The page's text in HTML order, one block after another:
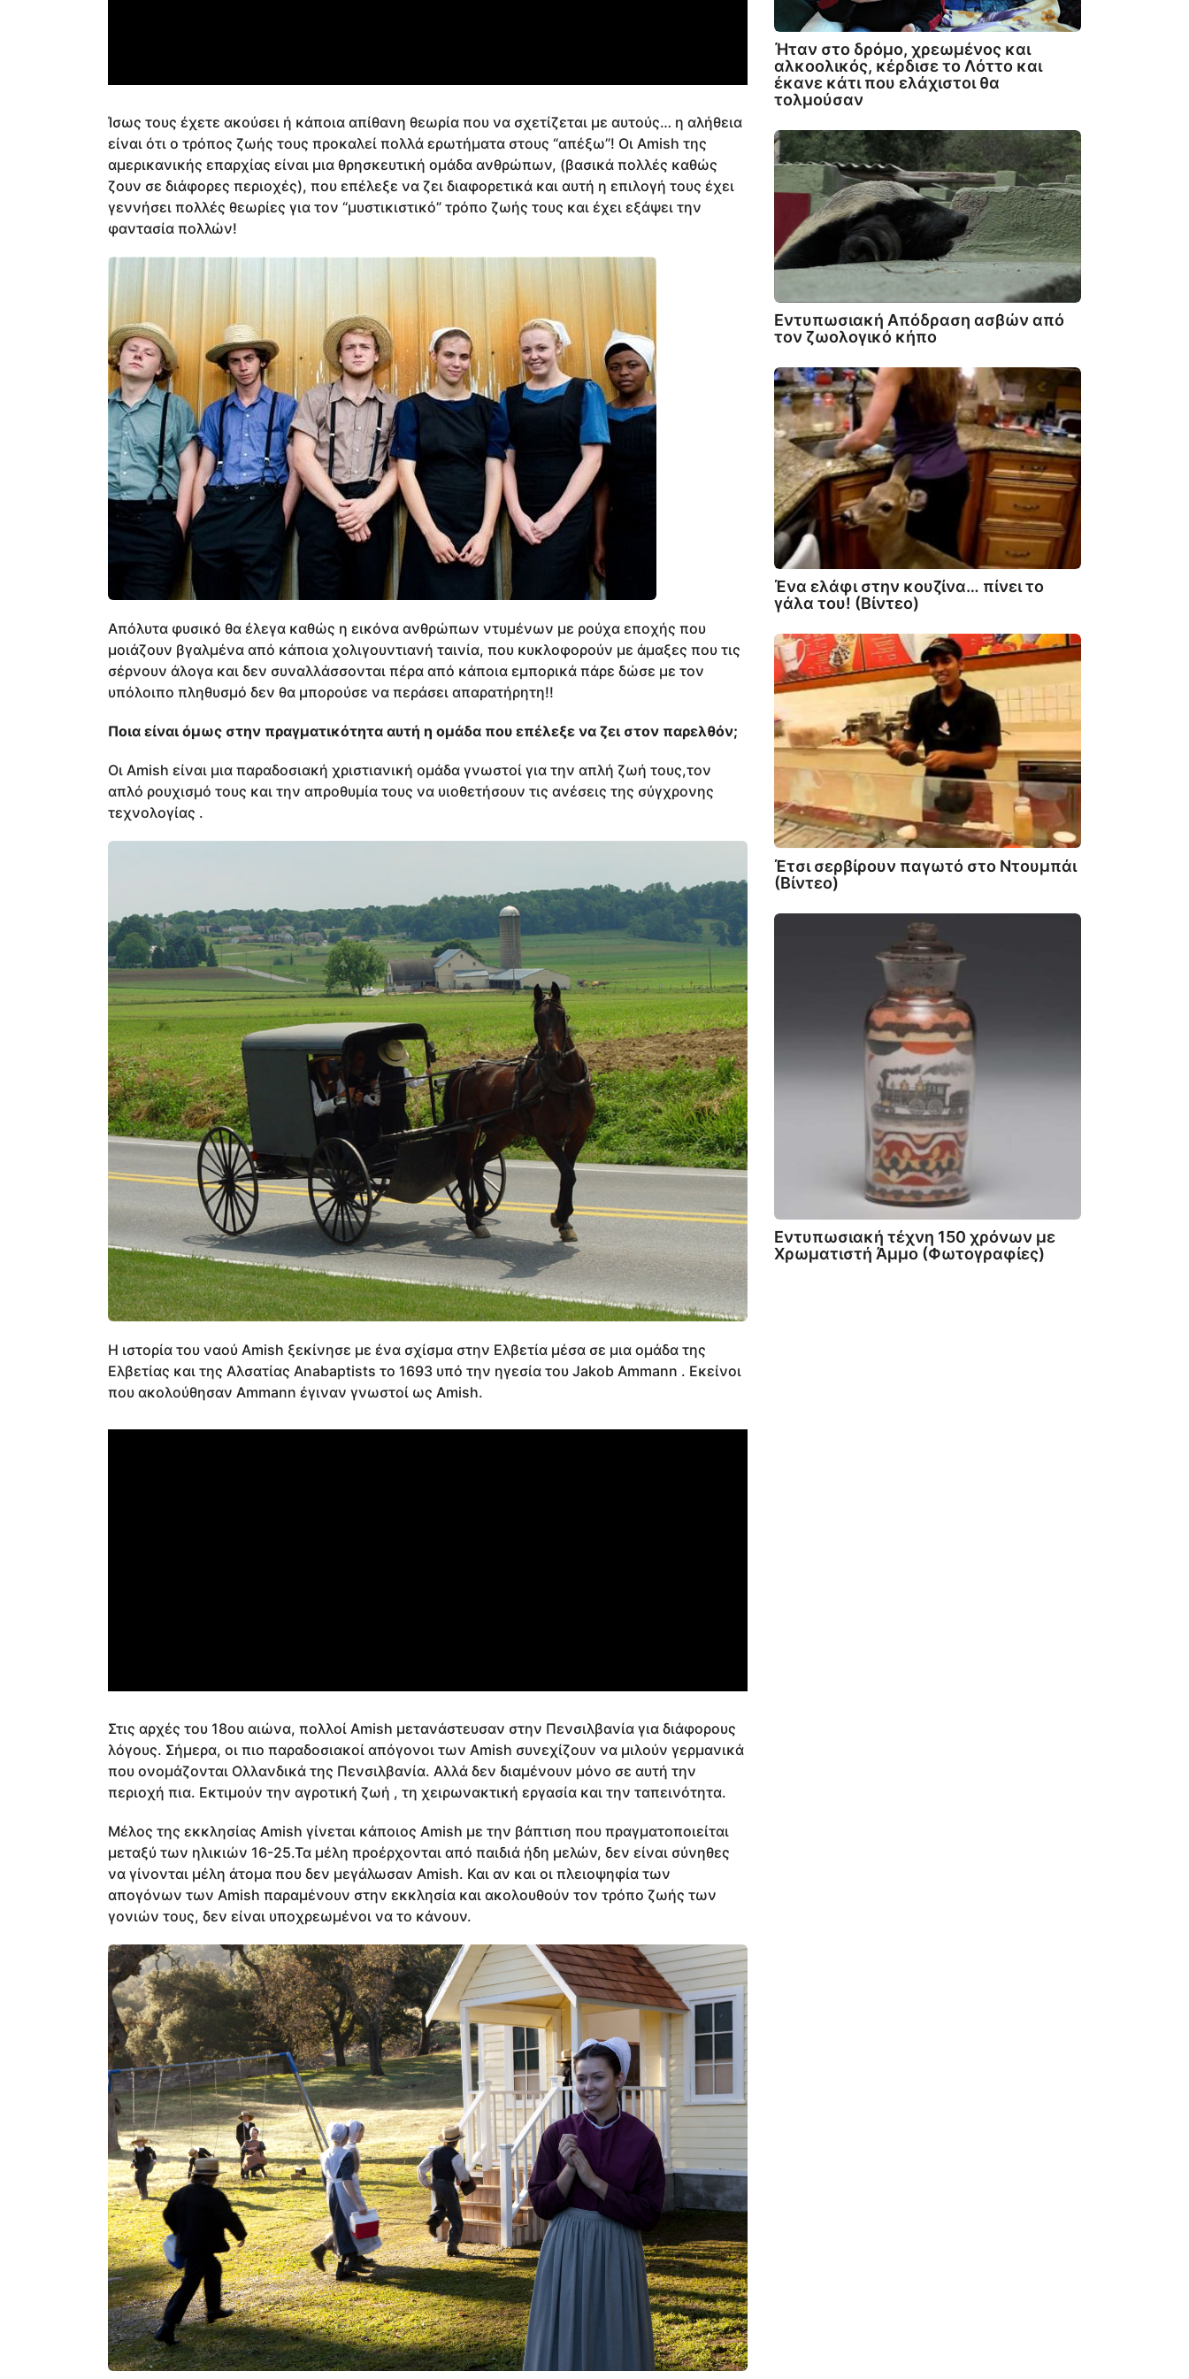
Ίσως τους έχετε ακούσει ή κάποια απίθανη θεωρία που να σχετίζεται με αυτούς… η αλήθεια
είναι ότι ο τρόπος ζωής τους προκαλεί πολλά ερωτήματα στους “απέξω”! Οι Amish της
αμερικανικής επαρχίας είναι μια θρησκευτική ομάδα ανθρώπων, (βασικά πολλές καθώς
ζουν σε διάφορες περιοχές), που επέλεξε να ζει διαφορετικά και αυτή η επιλογή τους έχει
γεννήσει πολλές θεωρίες για τον “μυστικιστικό” τρόπο ζωής τους και έχει εξάψει την
φαντασία πολλών!
Απόλυτα φυσικό θα έλεγα καθώς η εικόνα ανθρώπων ντυμένων με ρούχα εποχής που
μοιάζουν βγαλμένα από κάποια χολιγουντιανή ταινία, που κυκλοφορούν με άμαξες που τις
σέρνουν άλογα και δεν συναλλάσσονται πέρα από κάποια εμπορικά πάρε δώσε με τον
υπόλοιπο πληθυσμό δεν θα μπορούσε να περάσει απαρατήρητη!!
Ποια είναι όμως στην πραγματικότητα αυτή η ομάδα που επέλεξε να ζει στον παρελθόν;
Οι Amish είναι μια παραδοσιακή χριστιανική ομάδα γνωστοί για την απλή ζωή τους,τον
απλό ρουχισμό τους και την απροθυμία τους να υιοθετήσουν τις ανέσεις της σύγχρονης
τεχνολογίας .
Η ιστορία του ναού Amish ξεκίνησε με ένα σχίσμα στην Ελβετία μέσα σε μια ομάδα της
Ελβετίας και της Αλσατίας Anabaptists το 1693 υπό την ηγεσία του Jakob Ammann . Εκείνοι
που ακολούθησαν Ammann έγιναν γνωστοί ως Amish.
Στις αρχές του 18ου αιώνα, πολλοί Amish μετανάστευσαν στην Πενσιλβανία για διάφορους
λόγους. Σήμερα, οι πιο παραδοσιακοί απόγονοι των Amish συνεχίζουν να μιλούν γερμανικά
που ονομάζονται Ολλανδικά της Πενσιλβανία. Αλλά δεν διαμένουν μόνο σε αυτή την
περιοχή πια. Εκτιμούν την αγροτική ζωή , τη χειρωνακτική εργασία και την ταπεινότητα.
Μέλος της εκκλησίας Amish γίνεται κάποιος Amish με την βάπτιση που πραγματοποιείται
μεταξύ των ηλικιών 16-25.Τα μέλη προέρχονται από παιδιά ήδη μελών, δεν είναι σύνηθες
να γίνονται μέλη άτομα που δεν μεγάλωσαν Amish. Και αν και οι πλειοψηφία των
απογόνων των Amish παραμένουν στην εκκλησία και ακολουθούν τον τρόπο ζωής των
γονιών τους, δεν είναι υποχρεωμένοι να το κάνουν.
Ήταν στο δρόμο, χρεωμένος και
αλκοολικός, κέρδισε το Λόττο και
έκανε κάτι που ελάχιστοι θα
τολμούσαν
Εντυπωσιακή Απόδραση ασβών από
τον ζωολογικό κήπο
Ένα ελάφι στην κουζίνα… πίνει το
γάλα του! (Βίντεο)
Έτσι σερβίρουν παγωτό στο Ντουμπάι
(Βίντεο)
Εντυπωσιακή τέχνη 150 χρόνων με
Χρωματιστή Άμμο (Φωτογραφίες)